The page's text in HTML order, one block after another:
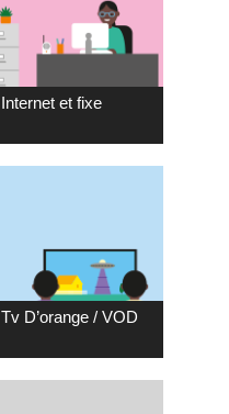
Internet et fixe
Tv D’orange / VOD